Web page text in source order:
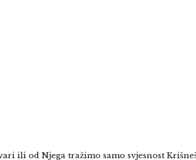
ili od Njega tražimo samo svjesnost